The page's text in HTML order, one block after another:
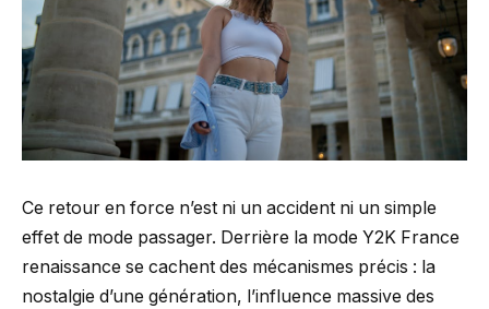
Ce retour en force n’est ni un accident ni un simple
effet de mode passager. Derrière la mode Y2K France
renaissance se cachent des mécanismes précis : la
nostalgie d’une génération, l’influence massive des